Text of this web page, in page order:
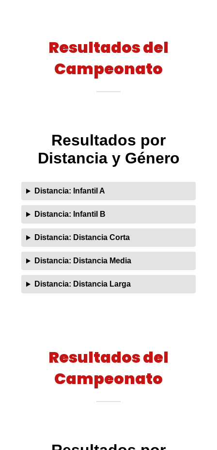
Resultados del
Campeonato
Resultados del
Campeonato